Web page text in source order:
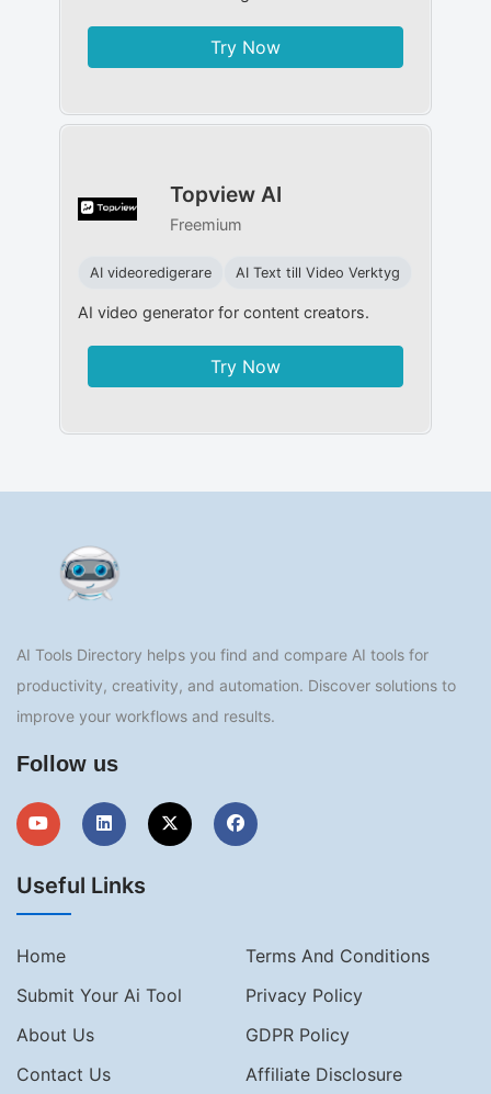
Try Now
Topview AI
Freemium
AI videoredigerare AI Text till Video Verktyg
AI video generator for content creators.
Try Now
AI Tools Directory helps you find and compare AI tools for
productivity, creativity, and automation. Discover solutions to
improve your workflows and results.
Follow us
Useful Links
Home
Terms And Conditions
Submit Your Ai Tool
Privacy Policy
About Us
GDPR Policy
Contact Us
Affiliate Disclosure